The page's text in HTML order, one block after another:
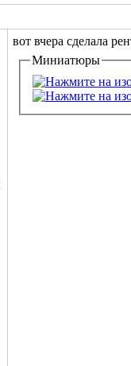
вот вчера сделала
Миниатюры